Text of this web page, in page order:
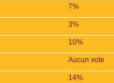
7%
3%
10%
Aucun vote
14%